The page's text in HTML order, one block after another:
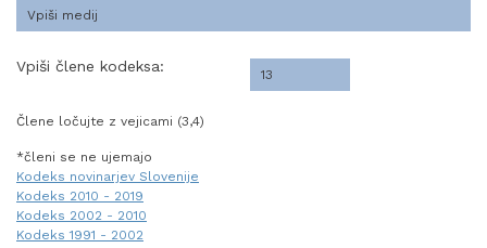
Vpiši člene kodeksa:
Člene ločujte z vejicami (3,4)
*členi se ne ujemajo
Kodeks novinarjev Slovenije
Kodeks 2010 - 2019
Kodeks 2002 - 2010
Kodeks 1991 - 2002